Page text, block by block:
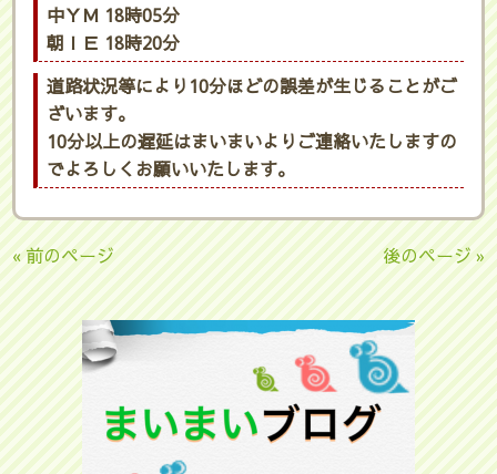
中ＹＭ 18時05分
朝ＩＥ 18時20分
道路状況等により10分ほどの誤差が生じることがご
ざいます。
10分以上の遅延はまいまいよりご連絡いたしますの
でよろしくお願いいたします。
« 前のページ 後のページ »